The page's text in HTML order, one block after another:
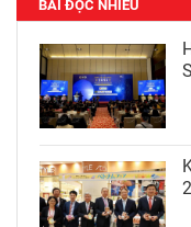
BÀI ĐỌC NHIỀU